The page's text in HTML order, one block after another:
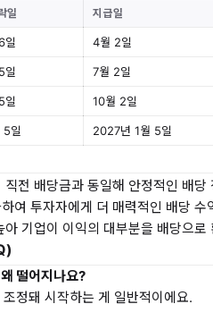
일 지급일
일 4월 2일
일 7월 2일
일 10월 2일
5일 2027년 1월 5일
직전 배당금과 동일해 안정적인 배당
여 투자자에게 더 매력적인 배당 수
아 기업이 이익의 대부분을 배당으
떨어지나요?
정돼 시작하는 게 일반적이에요.